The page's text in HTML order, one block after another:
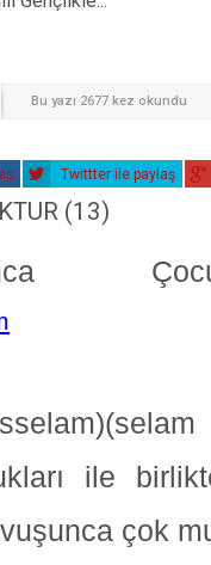
Bu yazı 2677 kez okundu
Twittter ile paylaş
ile
çok